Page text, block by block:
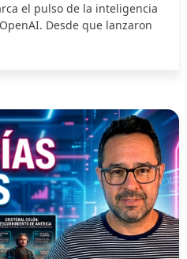
el pulso de la inteligencia
Desde que lanzaron